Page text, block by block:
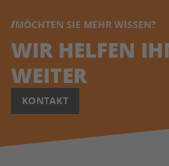
MÖCHTEN SIE MEHR WISSEN?
WIR HELFEN
WEITER
KONTAKT